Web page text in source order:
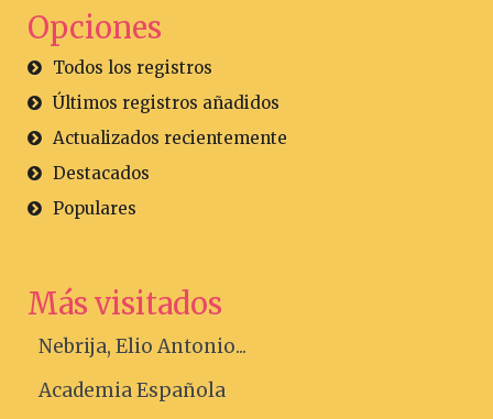
Opciones
Todos los registros
Últimos registros añadidos
Actualizados recientemente
Destacados
Populares
Más visitados
Nebrija, Elio Antonio...
Academia Española